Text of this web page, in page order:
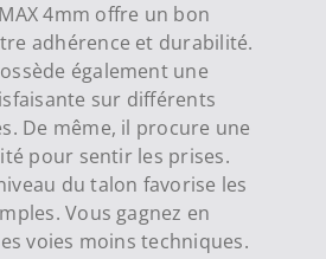
4mm offre un bon
adhérence et durabilité.
également une
sur différents
De même, il procure une
pour sentir les prises.
du talon favorise les
Vous gagnez en
voies moins techniques.